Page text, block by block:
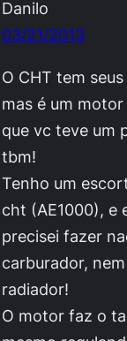
Danilo
03/21/2013
O CHT tem
mas é um
que vc teve um
tbm!
Tenho um
cht (AE1000), e
precisei fazer
carburador,
radiador!
O motor faz o